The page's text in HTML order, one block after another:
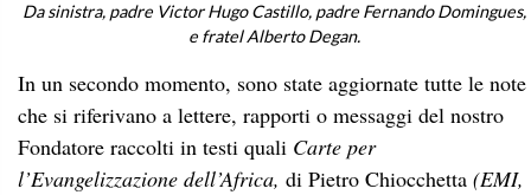
Da sinistra, padre Victor Hugo Castillo, padre Fernando Domingues,
e fratel Alberto Degan.
In un secondo momento, sono state aggiornate tutte le note
che si riferivano a lettere, rapporti o messaggi del nostro
Fondatore raccolti in testi quali Carte per
l’Evangelizzazione dell’Africa, di Pietro Chiocchetta (EMI,